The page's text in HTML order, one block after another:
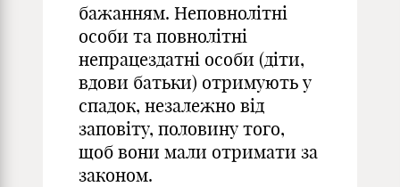
бажанням. Неповнолітні
особи та повнолітні
непрацездатні особи (діти,
вдови батьки) отримують у
спадок, незалежно від
заповіту, половину того,
щоб вони мали отримати за
законом.